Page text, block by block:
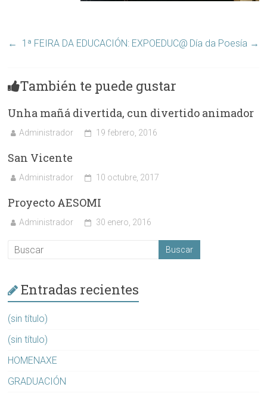
← 1ª FEIRA DA EDUCACIÓN: EXPOEDUC@ Día da Poesía →
También te puede gustar
Unha mañá divertida, cun divertido animador
Administrador 19 febrero, 2016
San Vicente
Administrador 10 octubre, 2017
Proyecto AESOMI
Administrador 30 enero, 2016
Entradas recientes
(sin título)
(sin título)
HOMENAXE
GRADUACIÓN